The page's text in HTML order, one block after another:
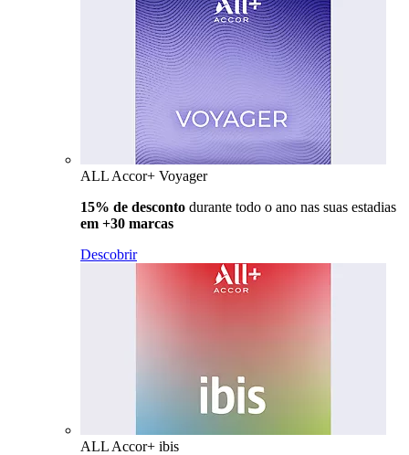
ALL Accor+ Voyager
15% de desconto durante todo o ano nas suas estadias
em +30 marcas
Descobrir
ALL Accor+ ibis